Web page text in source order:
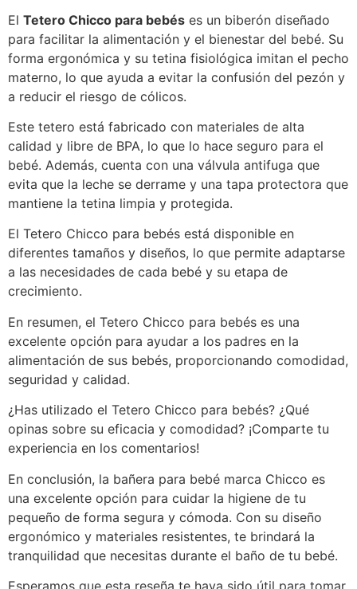
El Tetero Chicco para bebés es un biberón diseñado
para facilitar la alimentación y el bienestar del bebé. Su
forma ergonómica y su tetina fisiológica imitan el pecho
materno, lo que ayuda a evitar la confusión del pezón y
a reducir el riesgo de cólicos.
Este tetero está fabricado con materiales de alta
calidad y libre de BPA, lo que lo hace seguro para el
bebé. Además, cuenta con una válvula antifuga que
evita que la leche se derrame y una tapa protectora que
mantiene la tetina limpia y protegida.
El Tetero Chicco para bebés está disponible en
diferentes tamaños y diseños, lo que permite adaptarse
a las necesidades de cada bebé y su etapa de
crecimiento.
En resumen, el Tetero Chicco para bebés es una
excelente opción para ayudar a los padres en la
alimentación de sus bebés, proporcionando comodidad,
seguridad y calidad.
¿Has utilizado el Tetero Chicco para bebés? ¿Qué
opinas sobre su eficacia y comodidad? ¡Comparte tu
experiencia en los comentarios!
En conclusión, la bañera para bebé marca Chicco es
una excelente opción para cuidar la higiene de tu
pequeño de forma segura y cómoda. Con su diseño
ergonómico y materiales resistentes, te brindará la
tranquilidad que necesitas durante el baño de tu bebé.